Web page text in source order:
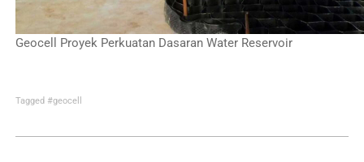
Geocell Proyek Perkuatan Dasaran Water Reservoir
Tagged #geocell